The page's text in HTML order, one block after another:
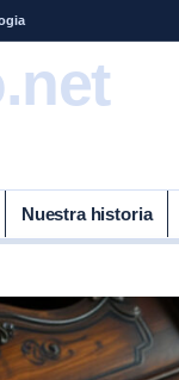
Nuestra historia